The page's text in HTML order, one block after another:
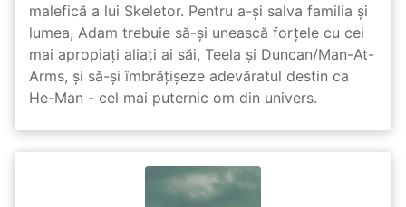
malefică a lui Skeletor. Pentru a-și salva familia și
lumea, Adam trebuie să-și unească forțele cu cei
mai apropiați aliați ai săi, Teela și Duncan/Man-At-
Arms, și să-și îmbrățișeze adevăratul destin ca
He-Man - cel mai puternic om din univers.